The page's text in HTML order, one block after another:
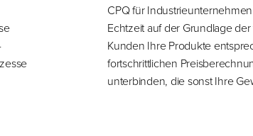
CPQ für
Echtzeit auf der Grundlage
Kunden Ihre Produkte
fortschrittlichen
unterbinden, die sonst Ihre